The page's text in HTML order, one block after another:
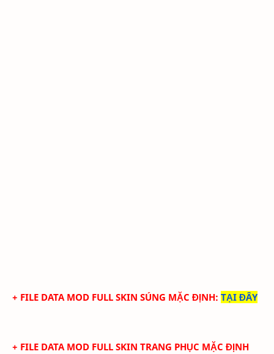
+ FILE DATA MOD FULL SKIN SÚNG MẶC ĐỊNH: TẠI ĐÂY
+ FILE DATA MOD FULL SKIN TRANG PHỤC MẶC ĐỊNH